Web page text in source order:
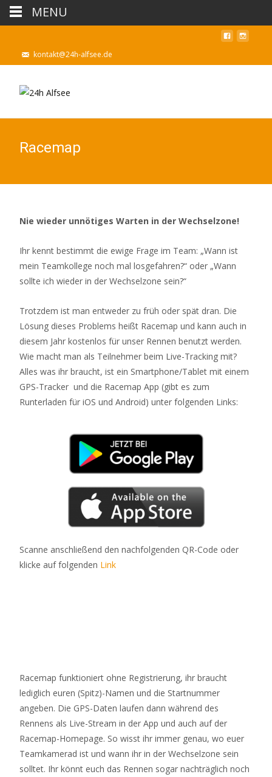
kontakt@24h-alfsee.de
Racemap
Nie wieder unnötiges Warten in der Wechselzone!
Ihr kennt bestimmt die ewige Frage im Team: „Wann ist
mein Teamkollege noch mal losgefahren?“ oder „Wann
sollte ich wieder in der Wechselzone sein?“
Trotzdem ist man entweder zu früh oder spät dran. Die
Lösung dieses Problems heißt Racemap und kann auch in
diesem Jahr kostenlos für unser Rennen benutzt werden.
Wie macht man als Teilnehmer beim Live-Tracking mit?
Alles was ihr braucht, ist ein Smartphone/Tablet mit einem
GPS-Tracker und die Racemap App (gibt es zum
Runterladen für iOS und Android) unter folgenden Links:
Scanne anschließend den nachfolgenden QR-Code oder
klicke auf folgenden Link
Racemap funktioniert ohne Registrierung, ihr braucht
lediglich euren (Spitz)-Namen und die Startnummer
angeben. Die GPS-Daten laufen dann während des
Rennens als Live-Stream in der App und auch auf der
Racemap-Homepage. So wisst ihr immer genau, wo euer
Teamkamerad ist und wann ihr in der Wechselzone sein
solltet. Ihr könnt euch das Rennen sogar nachträglich noch
MENU